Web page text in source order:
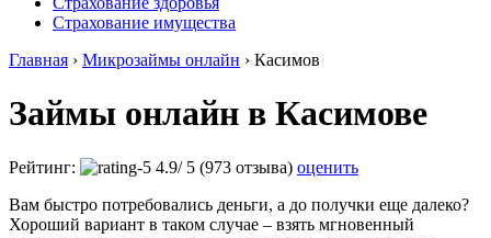
Страхование имущества
Главная › Микрозаймы онлайн › Касимов
Займы онлайн в Касимове
Рейтинг: 4.9/ 5 (973 отзыва) оценить
Вам быстро потребовались деньги, а до получки еще далеко?
Хороший вариант в таком случае – взять мгновенный